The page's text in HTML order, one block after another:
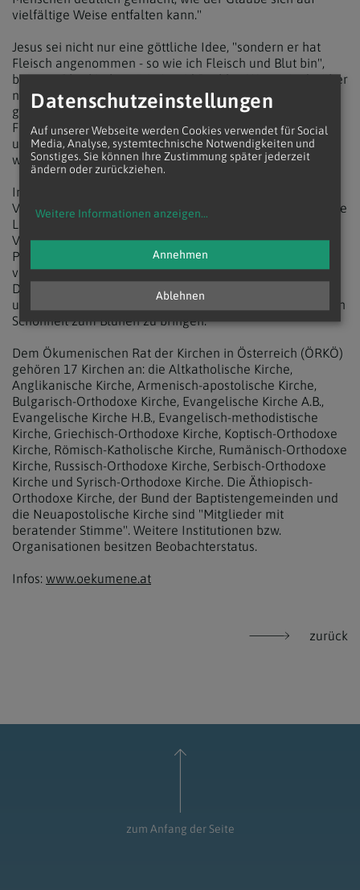
vielfältige Weise entfalten kann."
Jesus sei nicht nur eine göttliche Idee, "sondern er hat
Fleisch angenommen - so wie ich Fleisch und Blut bin",
betonte Oberkirchenrätin Ingrid Bachler. Wenn sie darüber
nachdenke, dass Gott diesen Weg zu den Menschen
gewählt hat, "dann wächst meine Hoffnung und meine
Freude: Gott ist gekommen, um uns nahe zu sein. Er ruft
uns, ihm zu vertrauen, seine Liebe anzunehmen und sie
weiterzugeben."
Im Geist Jesus leben bedeute u.a., wie Jesus
Verantwortung für die Welt zu tragen und sich für das gute
Leben aller einzusetzen, sagte Bischöfin Maria Kubin: "Als
Volk Gottes sind wir gemeinsam berufen, Propheten und
Prophetinnen zu sein und die frohe Botschaft zu
verkünden, dass Gott unser Freund, unsere Freundin ist.
Der Geist Gottes ist dabei mit uns und erfüllt uns. Er gibt
uns die Kraft, die bunte Vielfalt des Lebens in ihrer ganzen
Schönheit zum Blühen zu bringen."
Dem Ökumenischen Rat der Kirchen in Österreich (ÖRKÖ)
gehören 17 Kirchen an: die Altkatholische Kirche,
Anglikanische Kirche, Armenisch-apostolische Kirche,
Bulgarisch-Orthodoxe Kirche, Evangelische Kirche A.B.,
Evangelische Kirche H.B., Evangelisch-methodistische
Kirche, Griechisch-Orthodoxe Kirche, Koptisch-Orthodoxe
Kirche, Römisch-Katholische Kirche, Rumänisch-Orthodoxe
Kirche, Russisch-Orthodoxe Kirche, Serbisch-Orthodoxe
Kirche und Syrisch-Orthodoxe Kirche. Die Äthiopisch-
Orthodoxe Kirche, der Bund der Baptistengemeinden und
die Neuapostolische Kirche sind "Mitglieder mit
beratender Stimme". Weitere Institutionen bzw.
Organisationen besitzen Beobachterstatus.
Infos: www.oekumene.at
zurück
zum Anfang der Seite
Datenschutzeinstellungen
Auf unserer Webseite werden Cookies verwendet für Social
Media, Analyse, systemtechnische Notwendigkeiten und
Sonstiges. Sie können Ihre Zustimmung später jederzeit
ändern oder zurückziehen.
Weitere Informationen anzeigen...
Ablehnen
Annehmen